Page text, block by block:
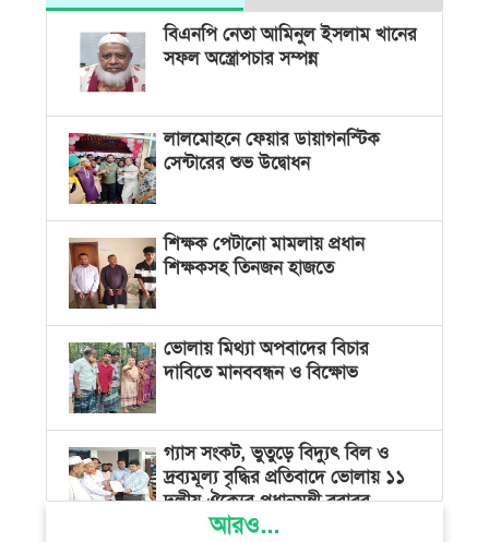
বিএনপি নেতা আমিনুল ইসলাম খানের
সফল অস্ত্রোপচার সম্পন্ন
লালমোহনে ফেয়ার ডায়াগনস্টিক
সেন্টারের শুভ উদ্বোধন
শিক্ষক পেটানো মামলায় প্রধান
শিক্ষকসহ তিনজন হাজতে
ভোলায় মিথ্যা অপবাদের বিচার
দাবিতে মানববন্ধন ও বিক্ষোভ
গ্যাস সংকট, ভুতুড়ে বিদ্যুৎ বিল ও
দ্রব্যমূল্য বৃদ্ধির প্রতিবাদে ভোলায় ১১
দলীয় ঐক্যের প্রধানমন্ত্রী বরাবর
স্মারকলিপি প্রদান
আরও...